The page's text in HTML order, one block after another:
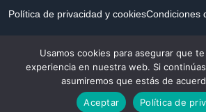
Política de privacidad y cookiesCondiciones
© 2026 Mundo de la Salud. Todos los derechos
por la salud.
Usamos cookies para asegurar que
experiencia en nuestra web. Si
asumiremos que estás de
Aceptar
Política de